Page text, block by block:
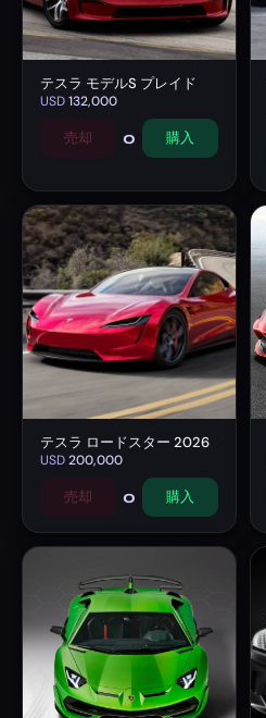
テスラ モデルS プレイド
USD132,000
売却 0 購入
テスラ ロードスター 2026
USD200,000
売却 0 購入